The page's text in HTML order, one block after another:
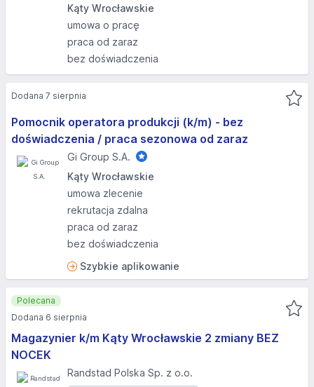
Kąty Wrocławskie
umowa o pracę
praca od zaraz
bez doświadczenia
Pomocnik operatora produkcji (k/m) - bez
doświadczenia / praca sezonowa od zaraz
Gi Group S.A.
Kąty Wrocławskie
umowa zlecenie
rekrutacja zdalna
praca od zaraz
bez doświadczenia
Szybkie aplikowanie
Dodana 7 sierpnia
Magazynier k/m Kąty Wrocławskie 2 zmiany BEZ
NOCEK
Randstad Polska Sp. z o.o.
Polecana
Dodana 6 sierpnia